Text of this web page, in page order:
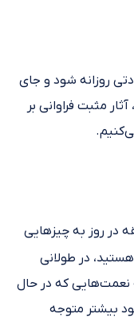
روزانه شود و جای
مثبت فراوانی بر
اگر ۵ دقیقه در روز به چیزهایی
در طولانی
به نعمت‌هایی که در حال
بیشتر متوجه